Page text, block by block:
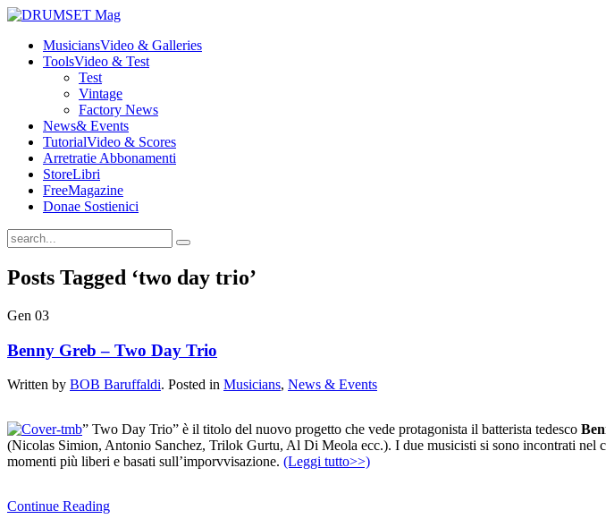
MusiciansVideo & Galleries
ToolsVideo & Test
Test
Vintage
Factory News
News& Events
TutorialVideo & Scores
Arretratie Abbonamenti
StoreLibri
FreeMagazine
Donae Sostienici
Posts Tagged ‘two day trio’
Gen 03
Benny Greb – Two Day Trio
Written by BOB Baruffaldi. Posted in Musicians, News & Events
” Two Day Trio” è il titolo del nuovo progetto che vede protagonista il batterista tedesco
(Nicolas Simion, Antonio Sanchez, Trilok Gurtu, Al Di Meola ecc.). I due musicisti si sono incontrati nel
momenti più liberi e basati sull’imporvvisazione. (Leggi tutto>>)
Continue Reading